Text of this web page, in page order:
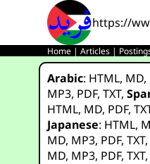
https://
Home |Articles |
Arabic: HTML, MD,
MP3, PDF,TXT,
HTML, MD, PDF,
Japanese: HTML,
MD, MP3, PDF,TXT
MD, MP3, PDF,TXT,